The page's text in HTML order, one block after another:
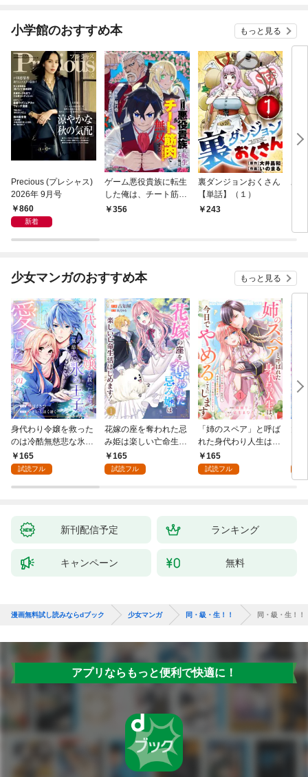
小学館のおすすめ本 もっと見る
Precious (プレシャス)
2026年 9月号
860
新着
ゲーム悪役貴族に転生
した俺は、チート筋肉
で無双する【単話】
356
裏ダンジョンおくさん
【単話】（１）
243
あ
少女マンガのおすすめ本 もっと見る
身代わり令嬢を救った
のは冷酷無慈悲な氷の
王子の愛でした１
165
試読フル
花嫁の座を奪われた忌
み姫は楽しい亡命生活
はじめます！１
165
試読フル
「姉のスペア」と呼ば
れた身代わり人生は、
今日でやめることにし
ます～辺境で自由を満
165
試読フル
新刊配信予定 ランキング
キャンペーン 無料
漫画無料試し読みならdブック 少女マンガ 同・級・生！！ 同・級・生！！
アプリならもっと便利で快適に！